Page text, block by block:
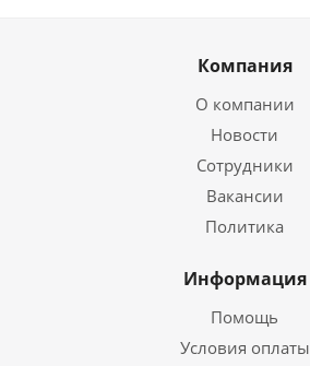
Компания
О компании
Новости
Сотрудники
Вакансии
Политика
Информация
Помощь
Условия оплаты